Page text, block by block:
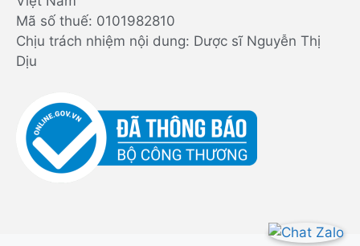
Mã số thuế: 0101982810
Chịu trách nhiệm nội dung: Dược sĩ Nguyễn Thị
Dịu